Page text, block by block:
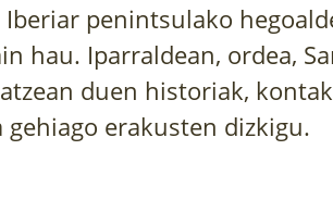
penintsulako
hau. Iparraldean, ordea,
duen historiak,
gehiago erakusten dizkigu.